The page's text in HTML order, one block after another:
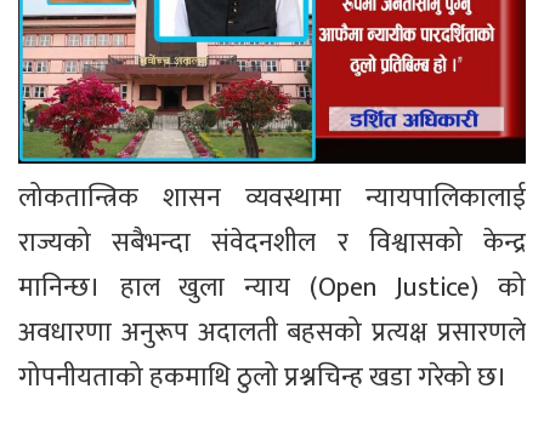
लोकतान्त्रिक शासन व्यवस्थामा न्यायपालिकालाई
राज्यको सबैभन्दा संवेदनशील र विश्वासको केन्द्र
मानिन्छ। हाल खुला न्याय (Open Justice) को
अवधारणा अनुरूप अदालती बहसको प्रत्यक्ष प्रसारणले
गोपनीयताको हकमाथि ठुलो प्रश्नचिन्ह खडा गरेको छ।